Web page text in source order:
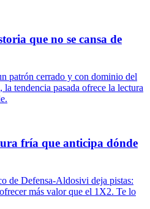
que no se cansa de
patrón cerrado y con dominio del
tendencia pasada ofrece la lectura
fría que anticipa dónde
de Defensa-Aldosivi deja pistas:
más valor que el 1X2. Te lo